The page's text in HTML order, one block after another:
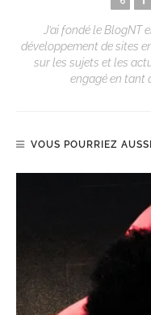
J’ai fondé le BlogNT
développement de sites
sur les sujets et les
engagé en tant
VOUS POURRIEZ